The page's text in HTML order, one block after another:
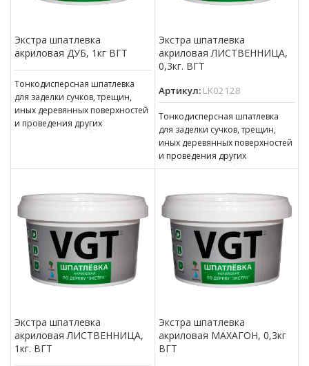
Экстра шпатлевка
акриловая ДУБ, 1кг ВГТ
Тонкодисперсная шпатлевка
для заделки сучков, трещин,
иных деревянных поверхностей
и проведения других
ответственных работ. может
Экстра шпатлевка
акриловая ЛИСТВЕННИЦА,
0,3кг. ВГТ
Артикул: LK02128
Тонкодисперсная шпатлевка
для заделки сучков, трещин,
иных деревянных поверхностей
и проведения других
ответственных работ. может
финишной шпатлевки,
Экстра шпатлевка
акриловая ЛИСТВЕННИЦА,
1кг. ВГТ
Экстра шпатлевка
акриловая МАХАГОН, 0,3кг
ВГТ